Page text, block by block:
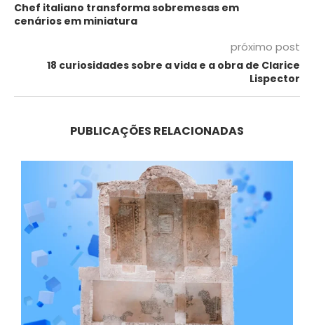
Chef italiano transforma sobremesas em
cenários em miniatura
próximo post
18 curiosidades sobre a vida e a obra de Clarice
Lispector
PUBLICAÇÕES RELACIONADAS